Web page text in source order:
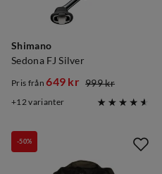
Shimano
Sedona FJ Silver
discounted
Pris från649 kr
original
999 kr
12 varianter
-50%